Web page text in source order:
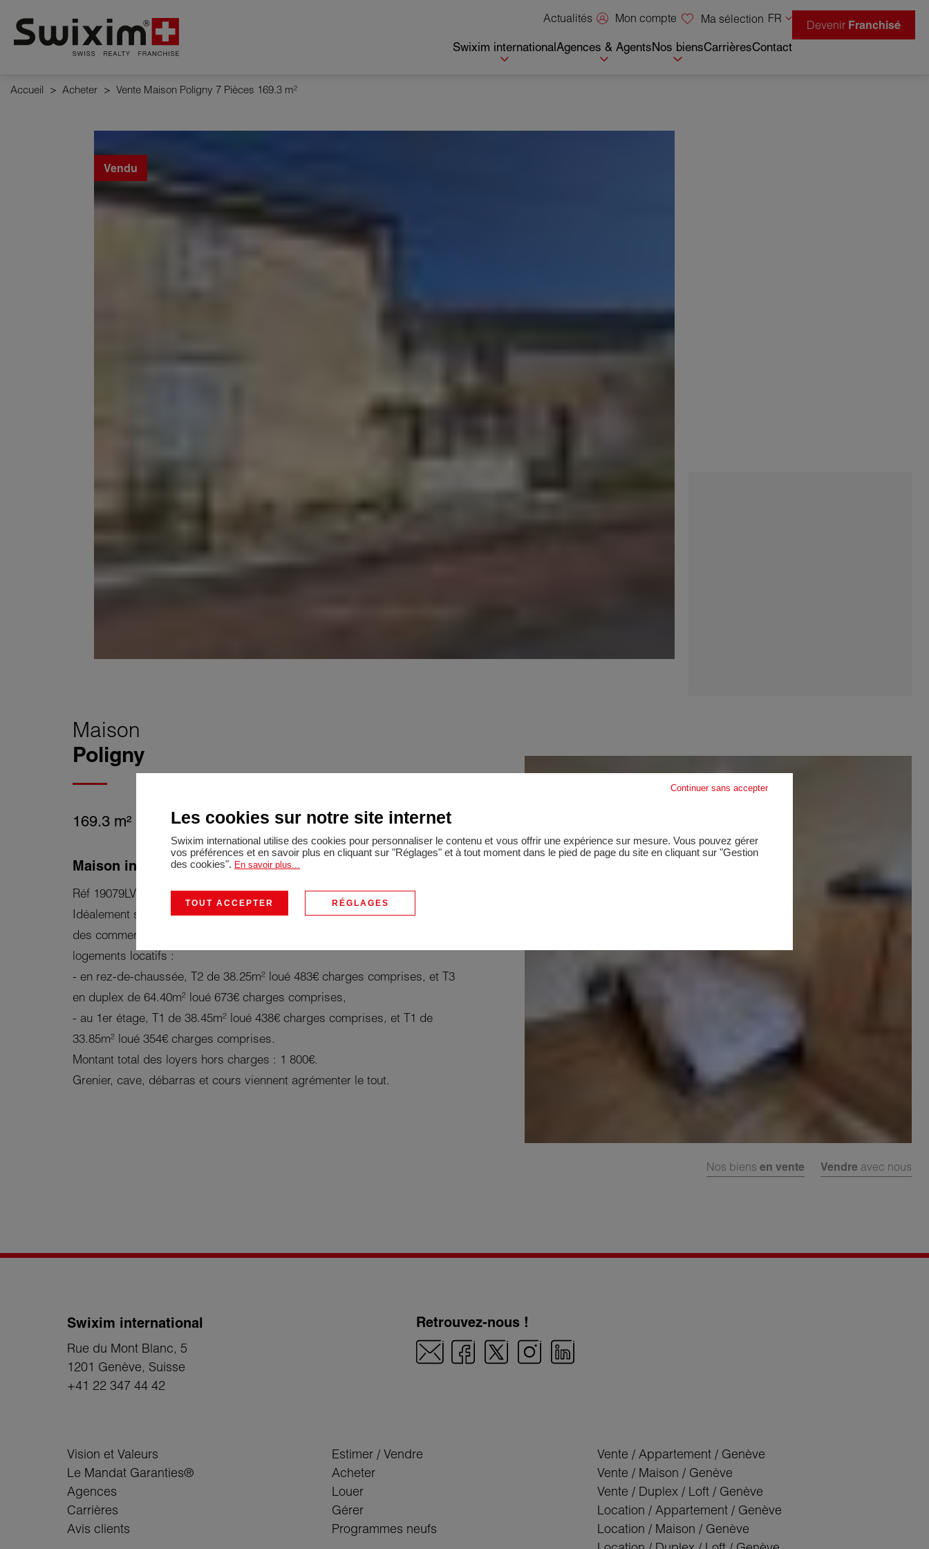
Actualités Mon compte Ma sélection FR
Swixim internationalAgences & AgentsNos biensCarrièresContact
Devenir Franchisé
Accueil > Acheter > Vente Maison Poligny 7 Pièces 169.3 m²
Vendu
Maison
Poligny
169.3 m² 7 Pièces
Maison individuelle avec logements locatifs
Réf 19079LV : POLIGNY -
Idéalement située en centre-ville de Poligny, à quelques pas seulement
des commerces, cette maison individuelle est désormais divisée en 4
logements locatifs :
- en rez-de-chaussée, T2 de 38.25m² loué 483€ charges comprises, et T3
en duplex de 64.40m² loué 673€ charges comprises,
- au 1er étage, T1 de 38.45m² loué 438€ charges comprises, et T1 de
33.85m² loué 354€ charges comprises.
Montant total des loyers hors charges : 1 800€.
Grenier, cave, débarras et cours viennent agrémenter le tout.
Nos biens en vente Vendre avec nous
Swixim international
Rue du Mont Blanc, 5
1201 Genève, Suisse
+41 22 347 44 42
Retrouvez-nous !
Vision et Valeurs
Le Mandat Garanties®
Agences
Carrières
Avis clients
Estimer / Vendre
Acheter
Louer
Gérer
Programmes neufs
Vente / Appartement / Genève
Vente / Maison / Genève
Vente / Duplex / Loft / Genève
Location / Appartement / Genève
Location / Maison / Genève
Continuer sans accepter
Les cookies sur notre site internet
Swixim international utilise des cookies pour personnaliser le contenu et vous offrir une expérience sur mesure. Vous pouvez gérer
vos préférences et en savoir plus en cliquant sur "Réglages" et à tout moment dans le pied de page du site en cliquant sur "Gestion
des cookies". En savoir plus...
TOUT ACCEPTER RÉGLAGES